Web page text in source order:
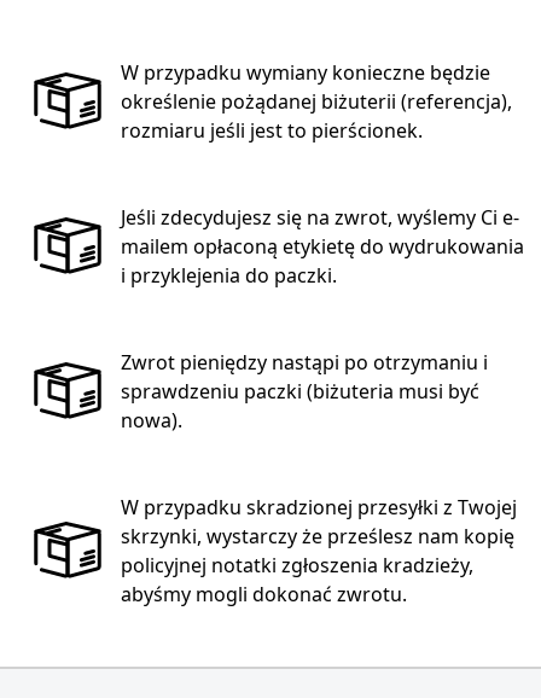
W przypadku wymiany konieczne będzie
określenie pożądanej biżuterii (referencja),
rozmiaru jeśli jest to pierścionek.
Jeśli zdecydujesz się na zwrot, wyślemy Ci e-
mailem opłaconą etykietę do wydrukowania
i przyklejenia do paczki.
Zwrot pieniędzy nastąpi po otrzymaniu i
sprawdzeniu paczki (biżuteria musi być
nowa).
W przypadku skradzionej przesyłki z Twojej
skrzynki, wystarczy że prześlesz nam kopię
policyjnej notatki zgłoszenia kradzieży,
abyśmy mogli dokonać zwrotu.